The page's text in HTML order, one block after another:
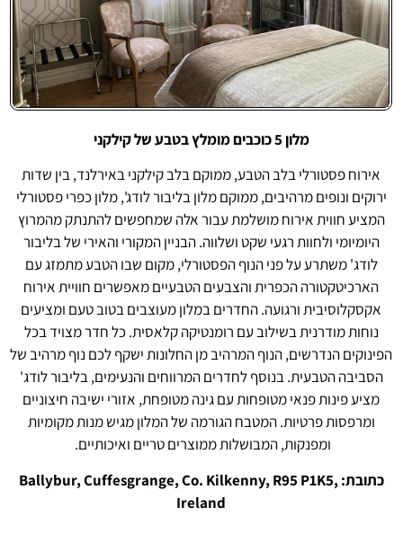
Ballybur
מלון 5 כוכבים מומלץ בטבע של קילקני
אירוח פסטורלי בלב הטבע, ממוקם בלב קילקני באירלנד, בין שדות
ירוקים ונופים מרהיבים, ממוקם מלון בליבור לודג', מלון כפרי פסטורלי
המציע חווית אירוח מושלמת עבור אלה שמחפשים להתנתק מהמרוץ
היומיומי ולחוות רגעי שקט ושלווה. הבניין המקורי והאירי של בליבור
לודג' משתרע על פני הנוף הפסטורלי, מקום שבו הטבע מתמזג עם
הארכיטקטורה הכפרית והצבעים הטבעיים מאפשרים חוויית אירוח
אקסקלוסיבית ורגועה. החדרים במלון מעוצבים בטוב טעם ומציעים
נוחות מודרנית בשילוב עם רומנטיקה קלאסית. כל חדר מצויד בכל
הפינוקים הנדרשים, הנוף המרהיב מן החלונות ישקף לכם נוף מרהיב של
הסביבה הטבעית. בנוסף לחדרים המרווחים והנעימים, בליבור לודג'
מציע פינות פנאי מטופחות עם גינה מטופחת, אזורי ישיבה חיצוניים
ומרפסות פרטיות. המטבח הגורמה של המלון מגיש מנות מקומיות
ומפנקות, המבושלות ממוצרים טריים ואיכותיים.
כתובת: Ballybur, Cuffesgrange, Co. Kilkenny, R95 P1K5,
Ireland